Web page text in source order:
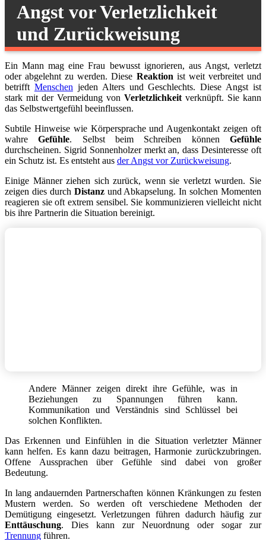
Angst vor Verletzlichkeit
und Zurückweisung
Ein Mann mag eine Frau bewusst ignorieren, aus Angst, verletzt
oder abgelehnt zu werden. Diese Reaktion ist weit verbreitet und
betrifft Menschen jeden Alters und Geschlechts. Diese Angst ist
stark mit der Vermeidung von Verletzlichkeit verknüpft. Sie kann
das Selbstwertgefühl beeinflussen.
Subtile Hinweise wie Körpersprache und Augenkontakt zeigen oft
wahreGefühle. Selbst beim Schreiben könnenGefühle
durchscheinen. Sigrid Sonnenholzer merkt an, dass Desinteresse oft
ein Schutz ist. Es entsteht aus der Angst vor Zurückweisung.
Einige Männer ziehen sich zurück, wenn sie verletzt wurden. Sie
zeigen dies durch Distanzund Abkapselung. In solchen Momenten
reagieren sie oft extrem sensibel. Sie kommunizieren vielleicht nicht
bis ihre Partnerin die Situation bereinigt.
Andere Männer zeigen direkt ihre Gefühle, was in
Beziehungen zu Spannungen führen kann.
Kommunikation und Verständnis sind Schlüssel bei
solchen Konflikten.
Das Erkennen und Einfühlen in die Situation verletzter Männer
kann helfen. Es kann dazu beitragen, Harmonie zurückzubringen.
Offene Aussprachen über Gefühle sind dabei von großer
Bedeutung.
In lang andauernden Partnerschaften können Kränkungen zu festen
Mustern werden. So werden oft verschiedene Methoden der
Demütigung eingesetzt. Verletzungen führen dadurch häufig zur
Enttäuschung. Dies kann zur Neuordnung oder sogar zur
Trennung führen.